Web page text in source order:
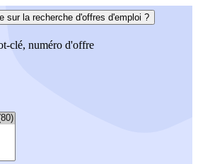
sur la recherche d'offres d'emploi ?
clé, numéro d'offre